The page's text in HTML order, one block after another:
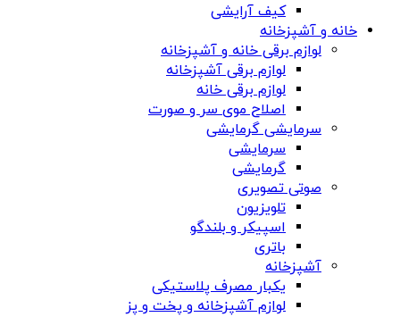
کیف آرایشی
خانه و آشپزخانه
لوازم برقی خانه و آشپزخانه
لوازم برقی آشپزخانه
لوازم برقی خانه
اصلاح موی سر و صورت
سرمایشی گرمایشی
سرمایشی
گرمایشی
صوتی تصویری
تلویزیون
اسپیکر و بلندگو
باتری
آشپزخانه
یکبار مصرف پلاستیکی
لوازم آشپزخانه و پخت و پز